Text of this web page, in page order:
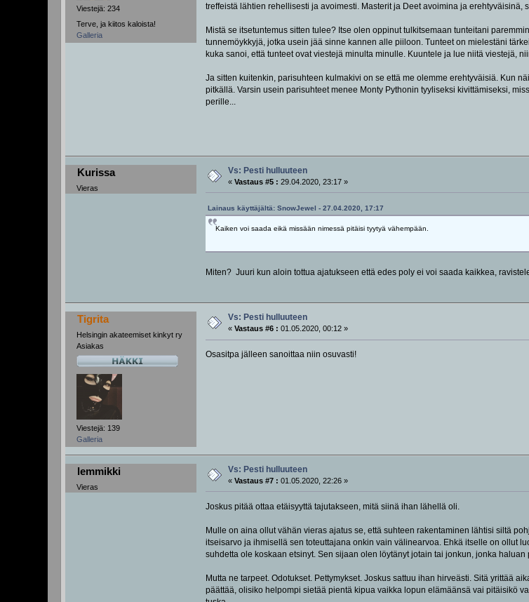
Viestejä: 234
Terve, ja kiitos kaloista!
Galleria
treffeistä lähtien rehellisesti ja avoimesti. Masterit ja Deet avoimina ja erehtyväisinä,
Mistä se itsetuntemus sitten tulee? Itse olen oppinut tulkitsemaan tunteitani
tunnemöykkyjä, jotka usein jää sinne kannen alle piiloon. Tunteet on mielestäni
kuka sanoi, että tunteet ovat viestejä minulta minulle. Kuuntele ja lue niitä viestejä,
Ja sitten kuitenkin, parisuhteen kulmakivi on se että me olemme erehtyväisiä. Kun
pitkällä. Varsin usein parisuhteet menee Monty Pythonin tyyliseksi kivittämiseksi,
perille...
Kurissa
Vieras
Vs: Pesti hulluuteen
«Vastaus #5 : 29.04.2020, 23:17 »
Lainaus käyttäjältä: SnowJewel - 27.04.2020, 17:17
Kaiken voi saada eikä missään nimessä pitäisi tyytyä vähempään.
Miten? Juuri kun aloin tottua ajatukseen että edes poly ei voi saada kaikkea,
Tigrita
Helsingin akateemiset kinkyt ry
Asiakas
Viestejä: 139
Galleria
Vs: Pesti hulluuteen
«Vastaus #6 : 01.05.2020, 00:12 »
Osasitpa jälleen sanoittaa niin osuvasti!
lemmikki
Vieras
Vs: Pesti hulluuteen
«Vastaus #7 : 01.05.2020, 22:26 »
Joskus pitää ottaa etäisyyttä tajutakseen, mitä siinä ihan lähellä oli.
Mulle on aina ollut vähän vieras ajatus se, että suhteen rakentaminen lähtisi siltä
itseisarvo ja ihmisellä sen toteuttajana onkin vain välinearvoa. Ehkä itselle on ollut
suhdetta ole koskaan etsinyt. Sen sijaan olen löytänyt jotain tai jonkun, jonka haluan
Mutta ne tarpeet. Odotukset. Pettymykset. Joskus sattuu ihan hirveästi. Sitä yrittää
päättää, olisiko helpompi sietää pientä kipua vaikka lopun elämäänsä vai pitäisikö